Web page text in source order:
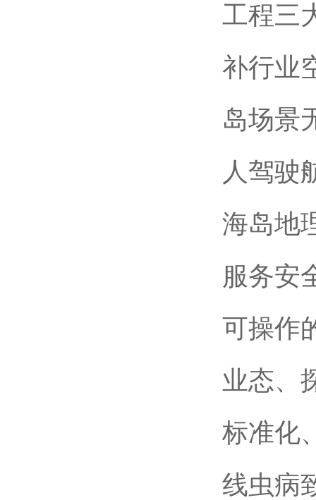
工程三
补行业
岛场景
人驾驶
海岛地
服务安
可操作
业态、
标准化
线虫病